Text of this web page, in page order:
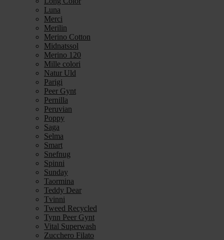
Luna
Merci
Merilin
Merino Cotton
Midnatssol
Merino 120
Mille colori
Natur Uld
Parigi
Peer Gynt
Pernilla
Peruvian
Poppy
Saga
Selma
Smart
Snefnug
Spinni
Sunday
Taormina
Teddy Dear
Tvinni
Tweed Recycled
Tynn Peer Gynt
Vital Superwash
Zucchero Filato